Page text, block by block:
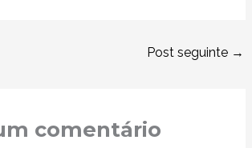
Post seguinte →
comentário